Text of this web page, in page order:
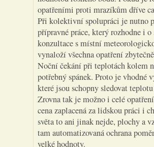
opatřeními proti mrazíkům dříve
Při kolektivní spolupráci je nutno
přípravné práce, který rozhodne i
konzultace s místní
vynaloží všechna opatření
Noční čekání při teplotách kolem
potřebný spánek. Proto je vhodné
které jsou schopny sledovat
Zrovna tak je možno i celé
cena zaplacená za lidskou práci i
světa to ani jinak nejde, plochy a
tam automatizovaná ochrana
velké hodnoty.